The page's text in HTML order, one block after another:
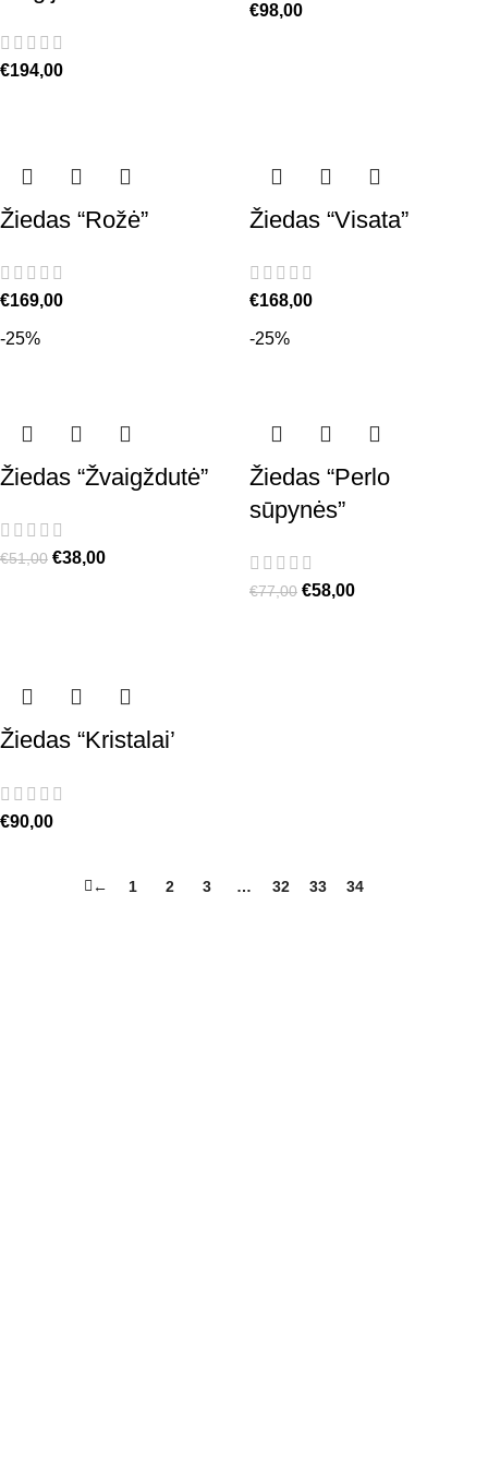
€194,00
€98,00
Žiedas “Rožė”
€169,00
Žiedas “Visata”
€168,00
-25%
Žiedas “Žvaigždutė”
€51,00 €38,00
-25%
Žiedas “Perlo
sūpynės”
€77,00 €58,00
Žiedas “Kristalai’
€90,00
← 1 2 3 … 32 33 34